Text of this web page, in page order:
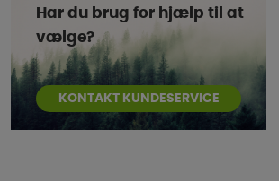
Har du brug for hjælp til at
vælge?
KONTAKT KUNDESERVICE